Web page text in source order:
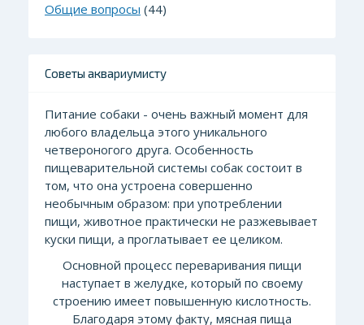
Общие вопросы (44)
Советы аквариумисту
Питание собаки - очень важный момент для
любого владельца этого уникального
четвероногого друга. Особенность
пищеварительной системы собак состоит в
том, что она устроена совершенно
необычным образом: при употреблении
пищи, животное практически не разжевывает
куски пищи, а проглатывает ее целиком.
Основной процесс переваривания пищи
наступает в желудке, который по своему
строению имеет повышенную кислотность.
Благодаря этому факту, мясная пища